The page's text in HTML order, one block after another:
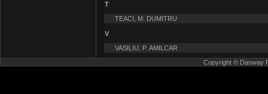
T
TEACI, M. DUMITRU
V
VASILIU, P. AMILCAR
Copyright © Danway